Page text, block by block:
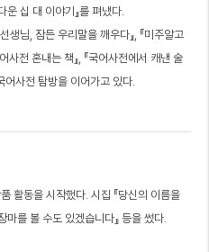
십 대 이야기』를 펴냈다.
생님, 잠든 우리말을 깨우다』, 『미주알고
사전 혼내는 책』, 『국어사전에서 캐낸 술
어사전 탐방을 이어가고 있다.
활동을 시작했다. 시집 『당신의 이름을
마를 볼 수도 있겠습니다』 등을 썼다.